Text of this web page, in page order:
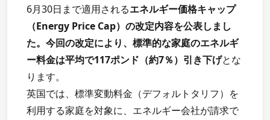
6月30日まで適用されるエネルギー価格キャップ
（Energy Price Cap）の改定内容を公表しまし
た。今回の改定により、標準的な家庭のエネルギ
ー料金は平均で117ポンド（約7％）引き下げとな
ります。
英国では、標準変動料金（デフォルトタリフ）を
利用する家庭を対象に、エネルギー会社が請求で